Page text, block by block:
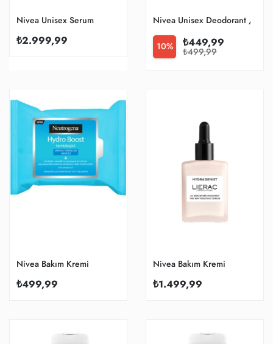
Nivea Unisex Serum
₺2.999,99
Nivea Unisex Deodorant /
10% ₺449,99
₺499,99
Nivea Bakım Kremi
₺499,99
Nivea Bakım Kremi
₺1.499,99